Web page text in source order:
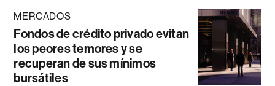
MERCADOS
Fondos de crédito privado evitan
los peores temores y se
recuperan de sus mínimos
bursátiles